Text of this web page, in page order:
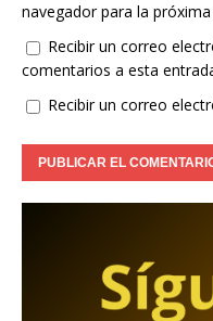
navegador para la
Recibir un correo
comentarios a esta
Recibir un correo